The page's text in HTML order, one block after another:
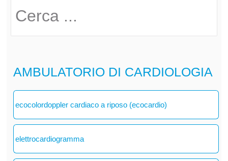
AMBULATORIO DI CARDIOLOGIA
ecocolordoppler cardiaco a riposo (ecocardio)
elettrocardiogramma